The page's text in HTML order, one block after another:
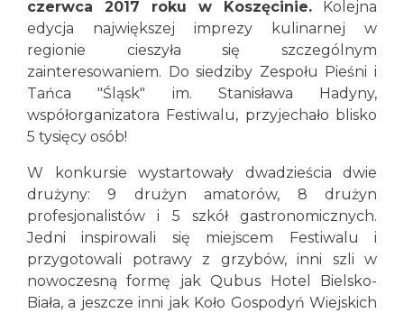
czerwca 2017 roku w Koszęcinie. Kolejna
edycja największej imprezy kulinarnej w
regionie cieszyła się szczególnym
zainteresowaniem. Do siedziby Zespołu Pieśni i
Tańca "Śląsk" im. Stanisława Hadyny,
współorganizatora Festiwalu, przyjechało blisko
5 tysięcy osób!
W konkursie wystartowały dwadzieścia dwie
drużyny: 9 drużyn amatorów, 8 drużyn
profesjonalistów i 5 szkół gastronomicznych.
Jedni inspirowali się miejscem Festiwalu i
przygotowali potrawy z grzybów, inni szli w
nowoczesną formę jak Qubus Hotel Bielsko-
Biała, a jeszcze inni jak Koło Gospodyń Wiejskich